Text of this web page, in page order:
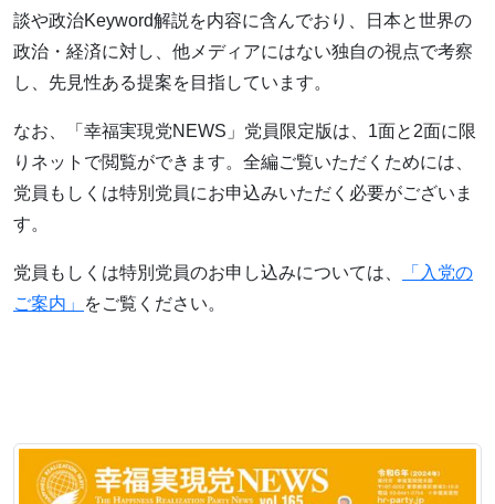
談や政治Keyword解説を内容に含んでおり、日本と世界の
政治・経済に対し、他メディアにはない独自の視点で考察
し、先見性ある提案を目指しています。
なお、「幸福実現党NEWS」党員限定版は、1面と2面に限
りネットで閲覧ができます。全編ご覧いただくためには、
党員もしくは特別党員にお申込みいただく必要がございま
す。
党員もしくは特別党員のお申し込みについては、
「入党の
ご案内」
をご覧ください。